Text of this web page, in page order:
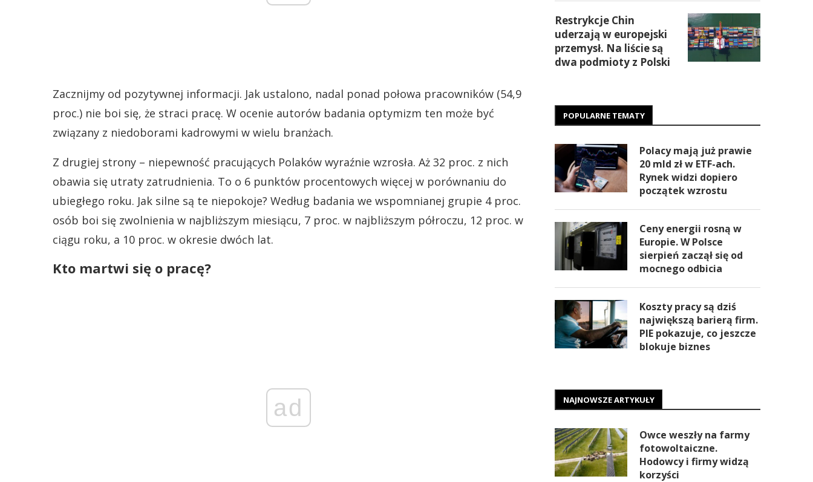
Zacznijmy od pozytywnej informacji. Jak ustalono, nadal ponad połowa pracowników (54,9
proc.) nie boi się, że straci pracę. W ocenie autorów badania optymizm ten może być
związany z niedoborami kadrowymi w wielu branżach​.
Z drugiej strony – niepewność pracujących Polaków wyraźnie wzrosła. Aż 32 proc. z nich
obawia się utraty zatrudnienia. To o 6 punktów procentowych więcej w porównaniu do
ubiegłego roku. Jak silne są te niepokoje? Według badania we wspomnianej grupie 4 proc.
osób boi się zwolnienia w najbliższym miesiącu, 7 proc. w najbliższym półroczu, 12 proc. w
ciągu roku, a 10 proc. w okresie dwóch lat.
Kto martwi się o pracę?
ad
Restrykcje Chin
uderzają w europejski
przemysł. Na liście są
dwa podmioty z Polski
POPULARNE TEMATY
Polacy mają już prawie
20 mld zł w ETF-ach.
Rynek widzi dopiero
początek wzrostu
Ceny energii rosną w
Europie. W Polsce
sierpień zaczął się od
mocnego odbicia
Koszty pracy są dziś
największą barierą firm.
PIE pokazuje, co jeszcze
blokuje biznes
NAJNOWSZE ARTYKUŁY
Owce weszły na farmy
fotowoltaiczne.
Hodowcy i firmy widzą
korzyści